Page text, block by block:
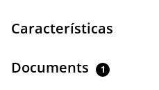
Características
Documents 1